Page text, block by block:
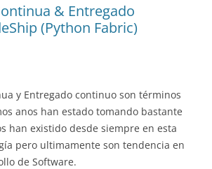
& Entregado
(Python Fabric)
y Entregado continuo son términos
anos han estado tomando bastante
han existido desde siempre en esta
pero ultimamente son tendencia en
de Software.